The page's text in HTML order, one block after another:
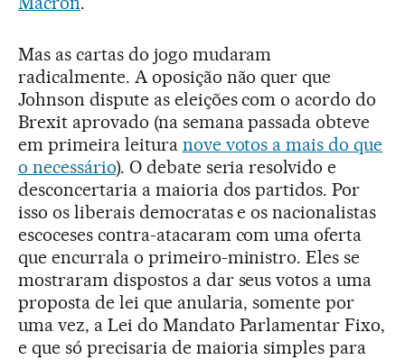
Mas as cartas do jogo mudaram
radicalmente. A oposição não quer que
Johnson dispute as eleições com o acordo do
Brexit aprovado (na semana passada obteve
em primeira leitura nove votos a mais do que
o necessário). O debate seria resolvido e
desconcertaria a maioria dos partidos. Por
isso os liberais democratas e os nacionalistas
escoceses contra-atacaram com uma oferta
que encurrala o primeiro-ministro. Eles se
mostraram dispostos a dar seus votos a uma
proposta de lei que anularia, somente por
uma vez, a Lei do Mandato Parlamentar Fixo,
e que só precisaria de maioria simples para